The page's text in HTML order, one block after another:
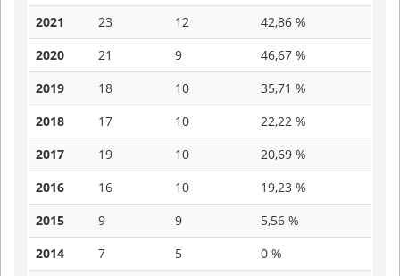
2021
23 12
42,86 %
2020
21 9
46,67 %
2019
18 10
35,71 %
2018
17 10
22,22 %
2017
19 10
20,69 %
2016
16 10
19,23 %
2015
9 9
5,56 %
2014
7 5
0 %